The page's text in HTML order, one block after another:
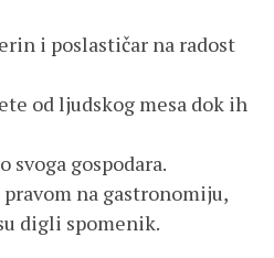
i poslastičar na radost
od ljudskog mesa dok ih
svoga gospodara.
na gastronomiju,
digli spomenik.